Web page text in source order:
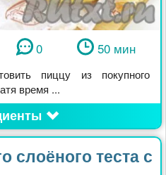
0 50 мин
пиццу из покупного
время ...
слоёного теста с